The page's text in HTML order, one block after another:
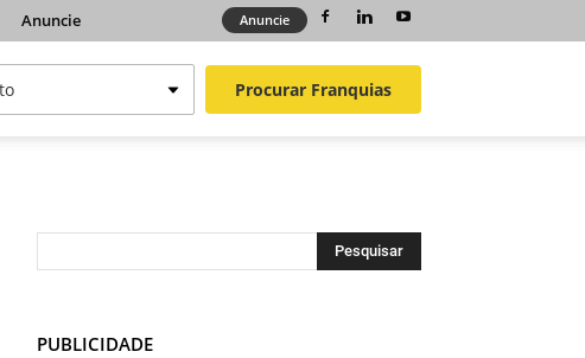
Anuncie Anuncie
Procurar Franquias
PUBLICIDADE